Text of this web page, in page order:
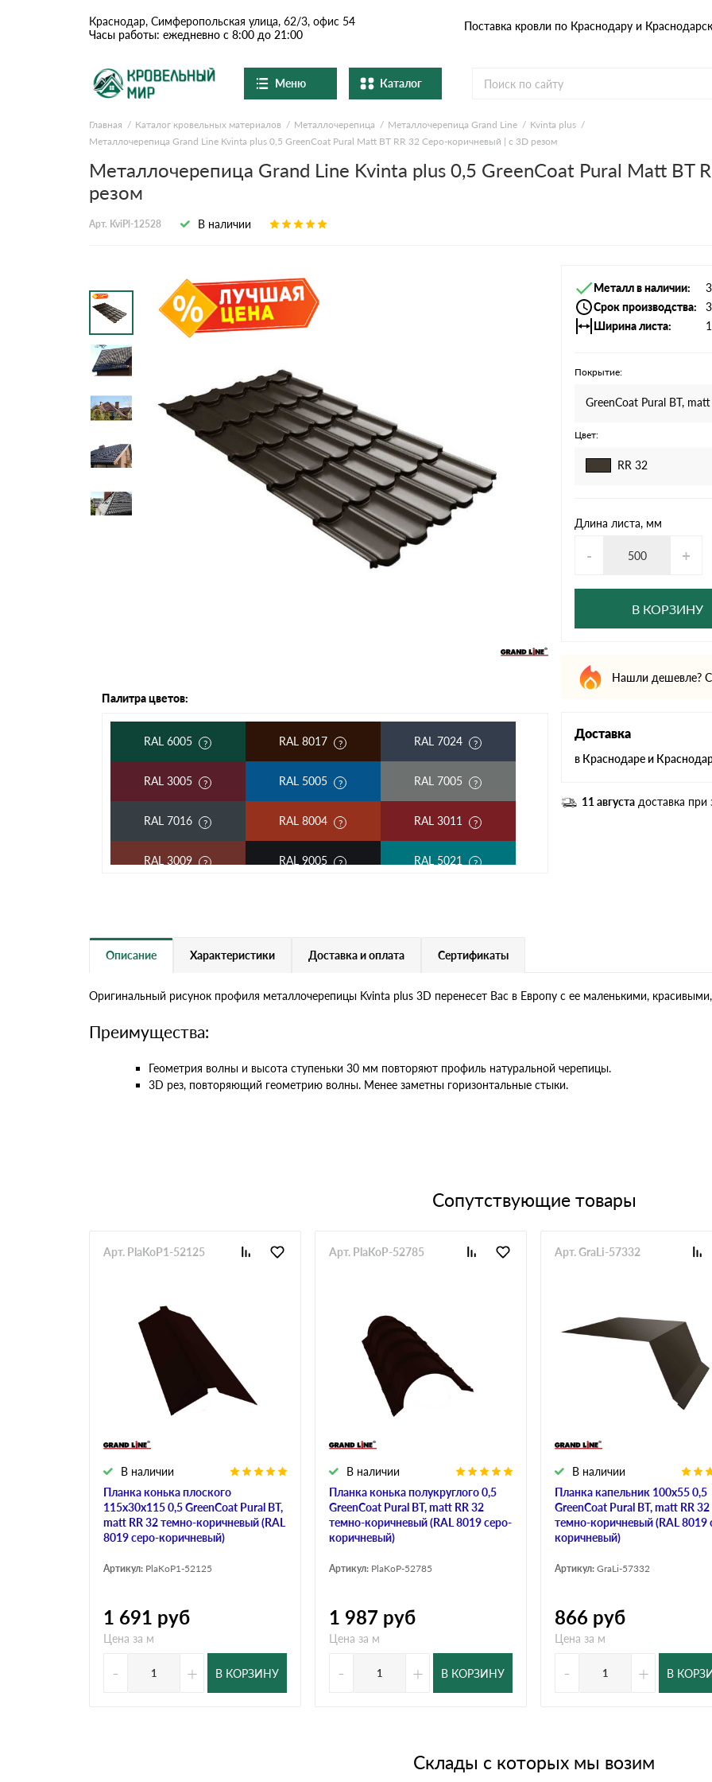
Поставка кровли по Краснодару и
Краснодар, Симферопольская улица, 62/3, офис 54
Часы работы: ежедневно с 8:00 до 21:00
Меню
О компании
Доставка и оплата
Вопросы-ответы
Акции
Контакты
Каталог
Ондулин и шифер Металлочерепица
Цементно-песчаная черепица
Натуральная керамическая
черепица
Сланцевая кровля
Ондулин
Шифер
Шифер плоский Шифер для грядок
Шифер 7-волновой
Главная Каталог кровельных материалов Металлочерепица Металлочерепица Grand Line
Kvinta plus
Металлочерепица Grand Line Kvinta plus 0,5 GreenCoat Pural Matt BT RR 32 Серо-коричневый | c 3D резом
Металлочерепица Grand Line Kvinta plus 0,5 GreenCoat Pural Matt BT
резом
Арт. KviPl-12528 В наличии
Палитра цветов:
RAL 6005 RAL 8017 RAL 7024
RAL 3005 RAL 5005 RAL 7005
RAL 7016 RAL 8004 RAL 3011
RAL 3009 RAL 9005 RAL 5021
RAL 3003
Металл в наличии
Срок производства
Ширина листа
Покрытие:
GreenCoat Pural BT, matt
Цвет:
RR 32
Длина листа, мм
- +
В КОРЗИНУ
Нашли дешевле?
Доставка
в Краснодаре и
11 августа доставка при
Описание Характеристики Доставка и оплата Сертификаты
Оригинальный рисунок профиля металлочерепицы Kvinta plus 3D перенесет Вас в Европу с ее маленькими,
Преимущества:
Геометрия волны и высота ступеньки 30 мм повторяют профиль натуральной черепицы.
3D рез, повторяющий геометрию волны. Менее заметны горизонтальные стыки.
Сопутствующие товары
Планка конька плоского
115х30х115 0,5 GreenCoat Pural BT,
matt RR 32 темно-коричневый (RAL
8019 серо-коричневый)
В наличии
Арт. PlaKoP1-52125
Артикул: PlaKoP1-52125
1 691 руб
Цена за м
- + В КОРЗИНУ
Планка конька полукруглого 0,5
GreenCoat Pural BT, matt RR 32
темно-коричневый (RAL 8019 серо-
коричневый)
В наличии
Арт. PlaKoP-52785
Артикул: PlaKoP-52785
1 987 руб
Цена за м
- + В КОРЗИНУ
Планка капельник 100х55 0,5
GreenCoat Pural BT, matt RR 32
темно-коричневый (RAL 8019
коричневый)
В наличии
Арт. GraLi-57332
Артикул: GraLi-57332
866 руб
Цена за м
- + В
Склады с которых мы возим